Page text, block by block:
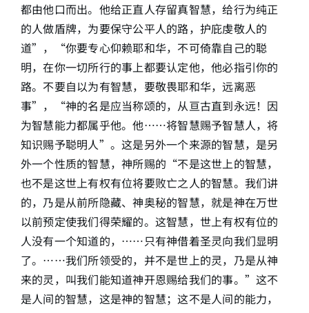
都由他口而出。他给正直人存留真智慧，给行为纯正
的人做盾牌，为要保守公平人的路，护庇虔敬人的
道”，“你要专心仰赖耶和华，不可倚靠自己的聪
明，在你一切所行的事上都要认定他，他必指引你的
路。不要自以为有智慧，要敬畏耶和华，远离恶
事”，“神的名是应当称颂的，从亘古直到永远！因
为智慧能力都属乎他。他……将智慧赐予智慧人，将
知识赐予聪明人”。这是另外一个来源的智慧，是另
外一个性质的智慧，神所赐的“不是这世上的智慧，
也不是这世上有权有位将要败亡之人的智慧。我们讲
的，乃是从前所隐藏、神奥秘的智慧，就是神在万世
以前预定使我们得荣耀的。这智慧，世上有权有位的
人没有一个知道的，……只有神借着圣灵向我们显明
了。……我们所领受的，并不是世上的灵，乃是从神
来的灵，叫我们能知道神开恩赐给我们的事。”这不
是人间的智慧，这是神的智慧；这不是人间的能力，